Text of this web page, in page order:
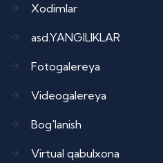
Xodimlar
asd.YANGILIKLAR
Fotogalereya
Videogalereya
Bog'lanish
Virtual qabulxona